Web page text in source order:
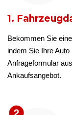
1.
Bekommen Sie
indem Sie Ihre
Anfrageformular
Ankaufsangebot.